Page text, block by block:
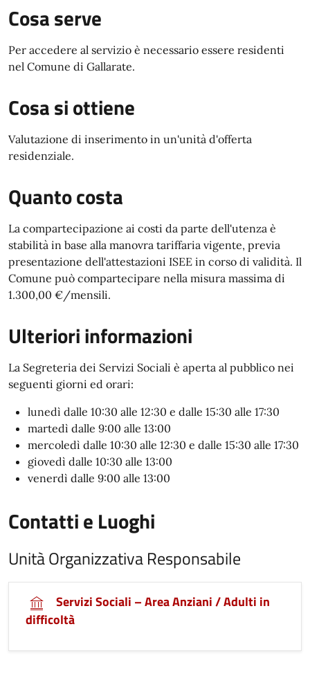
Cosa serve
Per accedere al servizio è necessario essere residenti
nel Comune di Gallarate.
Cosa si ottiene
Valutazione di inserimento in un'unità d'offerta
residenziale.
Quanto costa
La compartecipazione ai costi da parte dell'utenza è
stabilità in base alla manovra tariffaria vigente, previa
presentazione dell'attestazioni ISEE in corso di validità. Il
Comune può compartecipare nella misura massima di
1.300,00 €/mensili.
Ulteriori informazioni
La Segreteria dei Servizi Sociali è aperta al pubblico nei
seguenti giorni ed orari:
lunedì dalle 10:30 alle 12:30 e dalle 15:30 alle 17:30
martedì dalle 9:00 alle 13:00
mercoledì dalle 10:30 alle 12:30 e dalle 15:30 alle 17:30
giovedì dalle 10:30 alle 13:00
venerdì dalle 9:00 alle 13:00
Contatti e Luoghi
Unità Organizzativa Responsabile
Servizi Sociali – Area Anziani / Adulti in
difficoltà